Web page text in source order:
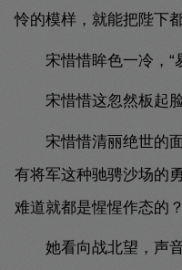
怜的模样，就能把陛下
宋惜惜眸色一冷，“
宋惜惜这忽然板起
宋惜惜清丽绝世的
有将军这种驰骋沙场的
难道就都是惺惺作态的
她看向战北望，声